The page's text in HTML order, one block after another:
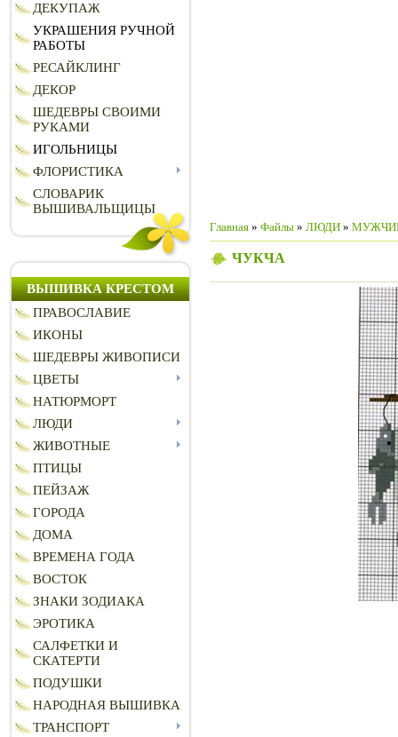
ДЕКУПАЖ
УКРАШЕНИЯ РУЧНОЙ
РАБОТЫ
РЕСАЙКЛИНГ
ДЕКОР
ШЕДЕВРЫ СВОИМИ
РУКАМИ
ИГОЛЬНИЦЫ
ФЛОРИСТИКА
СЛОВАРИК
ВЫШИВАЛЬЩИЦЫ
ВЫШИВКА КРЕСТОМ
ПРАВОСЛАВИЕ
ИКОНЫ
ШЕДЕВРЫ ЖИВОПИСИ
ЦВЕТЫ
НАТЮРМОРТ
ЛЮДИ
ЖИВОТНЫЕ
ПТИЦЫ
ПЕЙЗАЖ
ГОРОДА
ДОМА
ВРЕМЕНА ГОДА
ВОСТОК
ЗНАКИ ЗОДИАКА
ЭРОТИКА
САЛФЕТКИ И
СКАТЕРТИ
ПОДУШКИ
НАРОДНАЯ ВЫШИВКА
ТРАНСПОРТ
Главная » Файлы » ЛЮДИ »
ЧУКЧА